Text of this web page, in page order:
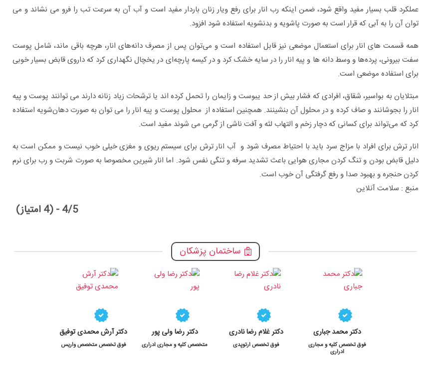
عملکرد قلب بسیار مفید واقع شود، ضمن اینکه رب انار برای رفع ویار زنان باردار مفید است و آب آن به سرعت تب را فرو می نشاند و می
توان آن را به آبی که قرار است به صورت پاشویه و بدنشویه استفاده شود افزود.
همه قسمت های انار برای استعمال موضعی نیز قابل استفاده است و می‌توان پس از مصرف دانه‌های انار، هرچه باقی ‌ماند، شامل پوست
سفت بیرونی، پرده‌ها و وسط دانه ها و پیه انار را در سایه خشک کرد و در کیسه پارچه‌ای در یخچال نگهداری کرد که داروی قابض بسیار خوبی
برای استفاده موضعی است.
مبتلایان به بواسیر، شقاق، افرادی که فشار بیش از حد یبوست و زایمان را تحمل کرده اند یا ترشحات زیاد زنانه دارند می توانند پوست و پیه
انار را بجوشانند و صاف کرده و در محلول آن بنشینند. همچنین استفاده از محلول پوست و پیه انار را می توان به صورت دهان‌شویه استفاده
کرد که می‌تواند برای کسانی که دچار زخم و التهاب لثه و آفت ناشی از گرمی می شوند مفید است.
انار ترش برای افراد با مزاج سرد باید با احتیاط مصرف شود و آب انار ترش برای سیستم ریوی و مغزی خیلی خوب نیست و ممکن است به
دلیل قابض بودن و تنگ کردن مجاری هوایی باعث تشدید سرفه و تنگی نفس شود. اما انار شیرین مخصوصا به صورت شربت و رب برای نرم
کردن حنجره و بهبود صدا و رفع گرفتگی آن خوب است.
منبع : سلامت آنلاین
4/5 - (4 امتیاز)
ساختمان پزشکان
دکتر محمد جباری
فوق تخصص کلیه و مجاری
ادراری
دکتر غلام رضا نادری
فوق تخصص ارتوپدی
دکتر رضا ولی پور
متخصص کلیه و مجاری ادراری
دکتر آرش محمدی توفیق
فوق تخصص متخصص واریس